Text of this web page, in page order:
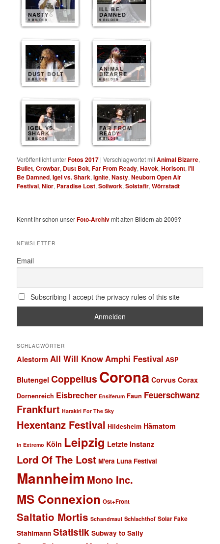
NASTY
9 BILDER
ILL BE
DAMNED
9 BILDER
DUST BOLT
8 BILDER
ANIMAL
BIZARRE
6 BILDER
IGEL VS.
SHARK
6 BILDER
FAR FROM
READY
5 BILDER
Veröffentlicht unterFotos 2017 |Verschlagwortet mitAnimal Bizarre,
Bullet,Crowbar, Dust Bolt,Far From Ready,Havok,Horisont,I'll
Be Damned,Igel vs. Shark,Ignite,Nasty,Neuborn Open Air
Festival,Nior, Paradise Lost,Soilwork,Solstafir,Wörrstadt
Kennt ihr schon unserFoto-Archivmit alten Bildern ab 2009?
NEWSLETTER
Email
Subscribing I accept the privacy rules of this site
SCHLAGWÖRTER
Alestorm All Will KnowAmphi Festival ASP
Blutengel Coppelius Corona Corvus Corax
Dornenreich Eisbrecher Ensiferum Faun Feuerschwanz
Frankfurt Harakiri For The Sky
Hexentanz Festival Hildesheim Hämatom
In Extremo Köln Leipzig Letzte Instanz
Lord Of The Lost M'era Luna Festival
Mannheim Mono Inc.
MS Connexion Ost+Front
Saltatio Mortis Schandmaul Schlachthof Solar Fake
Stahlmann Statistik Subway to Sally